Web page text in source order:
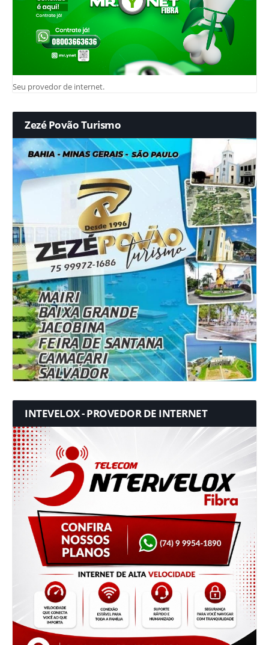
Seu provedor de internet.
Zezé Povão Turismo
INTEVELOX - PROVEDOR DE INTERNET